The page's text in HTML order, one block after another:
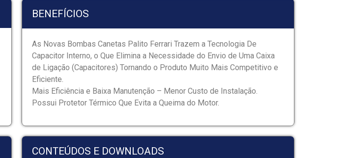
BENEFÍCIOS
As Novas Bombas Canetas Palito Ferrari Trazem a Tecnologia De
Capacitor Interno, o Que Elimina a Necessidade do Envio de Uma Caixa
de Ligação (Capacitores) Tornando o Produto Muito Mais Competitivo e
Eficiente.
Mais Eficiência e Baixa Manutenção – Menor Custo de Instalação.
Possui Protetor Térmico Que Evita a Queima do Motor.
CONTEÚDOS E DOWNLOADS